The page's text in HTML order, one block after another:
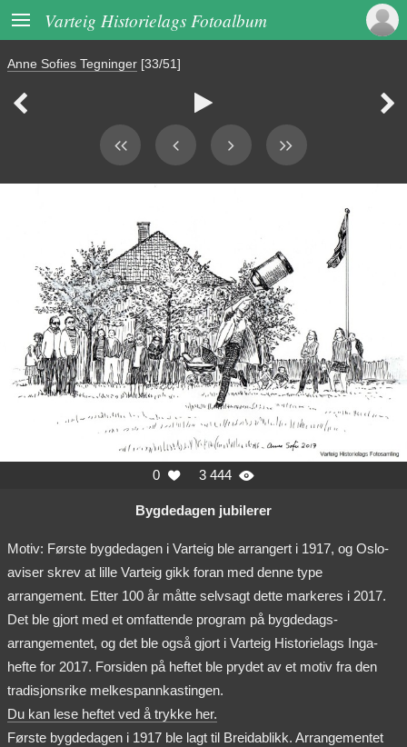
 Varteig Historielags Fotoalbum
Anne Sofies Tegninger [33/51]
  
0  3 444 
Bygdedagen jubilerer
Motiv: Første bygdedagen i Varteig ble arrangert i 1917, og Oslo-
aviser skrev at lille Varteig gikk foran med denne type
arrangement. Etter 100 år måtte selvsagt dette markeres i 2017.
Det ble gjort med et omfattende program på bygdedags-
arrangementet, og det ble også gjort i Varteig Historielags Inga-
hefte for 2017. Forsiden på heftet ble prydet av et motiv fra den
tradisjonsrike melkespannkastingen.
Du kan lese heftet ved å trykke her.
Første bygdedagen i 1917 ble lagt til Breidablikk. Arrangementet